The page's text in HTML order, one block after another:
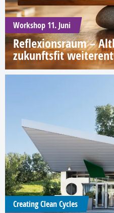
Workshop 11. Juni
Reflexionsraum –
zukunftsfit
Creating Clean Cycles